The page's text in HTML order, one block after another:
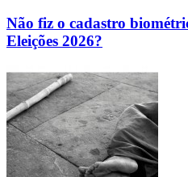
Não fiz o cadastro
Eleições 2026?